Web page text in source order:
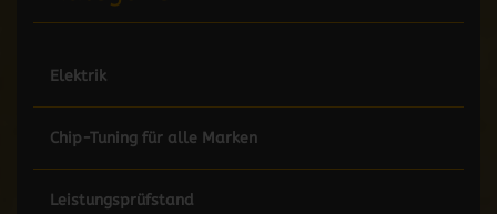
Elektrik
Chip-Tuning für alle Marken
Leistungsprüfstand